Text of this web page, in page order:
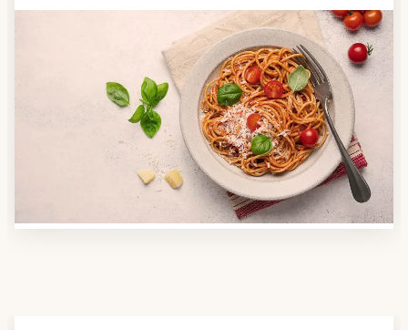
Anbieter finden
Nutzen Sie unsere große Mahlzeiten-Dienst-Suche,
um herauszufinden, welche Anbieter es in Ihrer
Region gibt und welcher am besten zu Ihnen passt.
Verschaffen Sie sich auch einen Überblick über die
Essen auf Rädern-Kosten.